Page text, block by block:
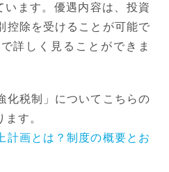
います。優遇内容は、投資
控除を受けることが可能で
で詳しく見ることができま
化税制」についてこちらの
す。
計画とは？制度の概要とお